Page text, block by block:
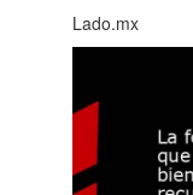
Lado.mx